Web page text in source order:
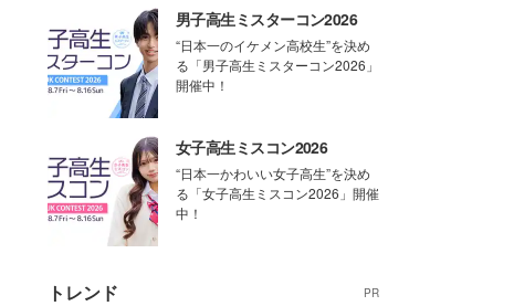
男子高生ミスターコン2026
“日本一のイケメン高校生”を決め
る「男子高生ミスターコン2026」
開催中！
女子高生ミスコン2026
“日本一かわいい女子高生”を決め
る「女子高生ミスコン2026」開催
中！
トレンド PR